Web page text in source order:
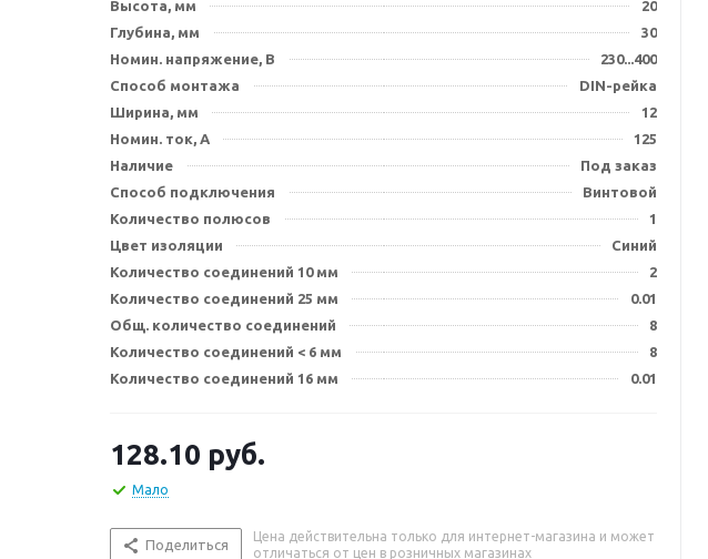
Высота, мм
20
Глубина, мм
30
Номин. напряжение, В
230...400
Способ монтажа
DIN-рейка
Ширина, мм
12
Номин. ток, А
125
Наличие
Под заказ
Способ подключения
Винтовой
Количество полюсов
1
Цвет изоляции
Синий
Количество соединений 10 мм
2
Количество соединений 25 мм
0.01
Общ. количество соединений
8
Количество соединений < 6 мм
8
Количество соединений 16 мм
0.01
128.10 руб.
Мало
Поделиться
Цена действительна только для интернет-магазина и может
отличаться от цен в розничных магазинах